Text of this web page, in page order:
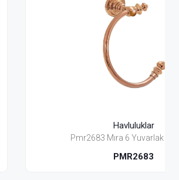
Pmr2683 Mıra 6 Yuvarlak Havluluk